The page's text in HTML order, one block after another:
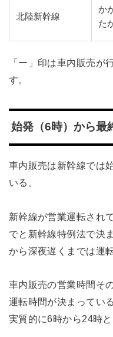
北陸新幹線
か
た
「ー」印は車内販売が
す。
始発（6時）から最
車内販売は新幹線では
いる。
新幹線が営業運転され
でと新幹線特例法で決
から深夜遅くまでは運
車内販売の営業時間そ
運転時間が決まってい
実質的に6時から24時と